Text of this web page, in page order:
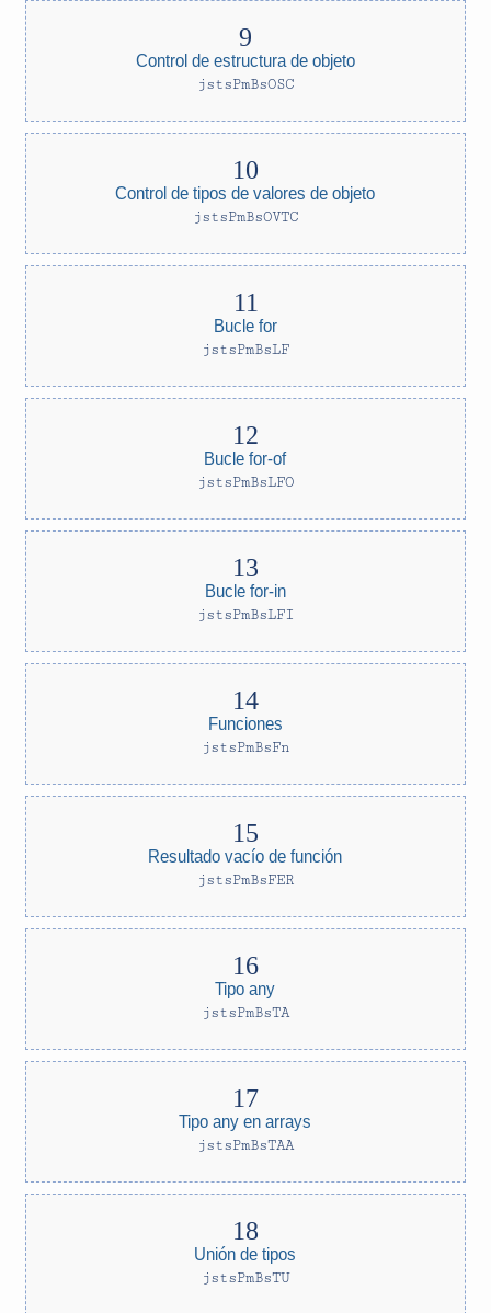
Control de estructura de objeto
jstsPmBsOSC
Control de tipos de valores de objeto
jstsPmBsOVTC
Bucle for
jstsPmBsLF
Bucle for-of
jstsPmBsLFO
Bucle for-in
jstsPmBsLFI
Funciones
jstsPmBsFn
Resultado vacío de función
jstsPmBsFER
Tipo any
jstsPmBsTA
Tipo any en arrays
jstsPmBsTAA
Unión de tipos
jstsPmBsTU